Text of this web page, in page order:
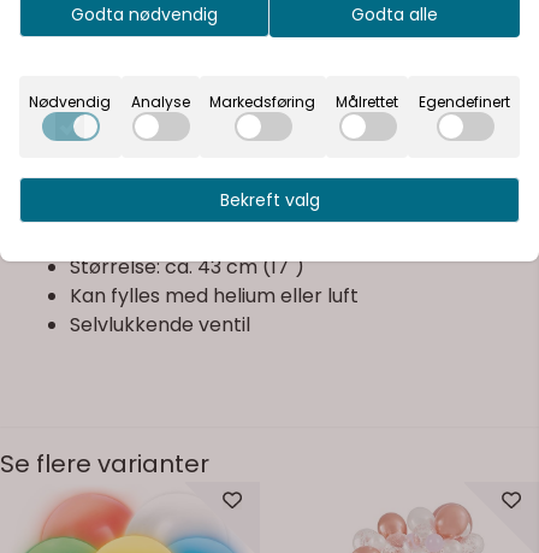
Teksten «For evig og alltid» står i sentrum. Fin alene,
dessertbordet eller i en ballongbukett.
1 stk folieballong
Størrelse: ca. 43 cm (17")
Kan fylles med helium eller luft
Selvlukkende ventil
Se flere varianter
På lager
På lager
Godta nødvendig Godta alle
Nødvendig Analyse Markedsføring Målrettet Egendefinert
Bekreft valg